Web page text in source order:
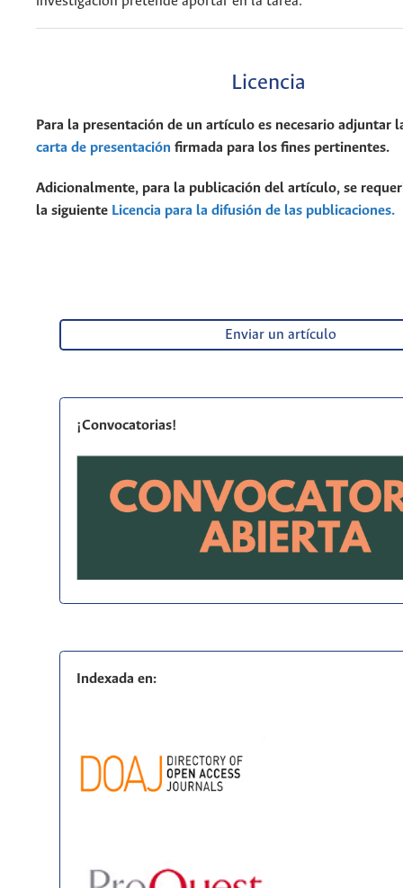
Licencia
Para la presentación de un artículo es necesario adjuntar
carta de presentación firmada para los fines pertinentes.
Adicionalmente, para la publicación del artículo, se
la siguiente Licencia para la difusión de las publicaciones.
Enviar un artículo
¡Convocatorias!
Indexada en: